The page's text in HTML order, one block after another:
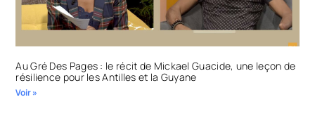
Au Gré Des Pages : le récit de Mickael Guacide, une leçon de
résilience pour les Antilles et la Guyane
Voir »